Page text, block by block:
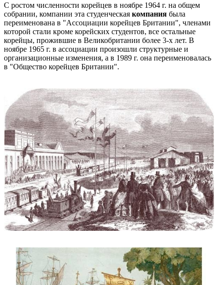
С ростом численности корейцев в ноябре 1964 г. на общем
собрании, компании эта студенческая компания была
переименована в "Ассоциации корейцев Британии", членами
которой стали кроме корейских студентов, все остальные
корейцы, прожившие в Великобритании более 3-х лет. В
ноябре 1965 г. в ассоциации произошли структурные и
организационные изменения, а в 1989 г. она переименовалась
в "Общество корейцев Британии".